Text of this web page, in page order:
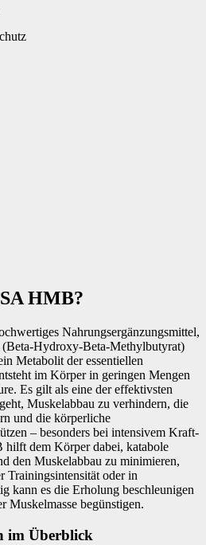
HMB?
Nahrungsergänzungsmittel,
Hydroxy-Beta-Methylbutyrat)
Metabolit der essentiellen
im Körper in geringen Mengen
Es gilt als eine der effektivsten
Muskelabbau zu verhindern, die
und die körperliche
– besonders bei intensivem Kraft-
dem Körper dabei, katabole
den Muskelabbau zu minimieren,
Trainingsintensität oder in
kann es die Erholung beschleunigen
begünstigen.
im Überblick